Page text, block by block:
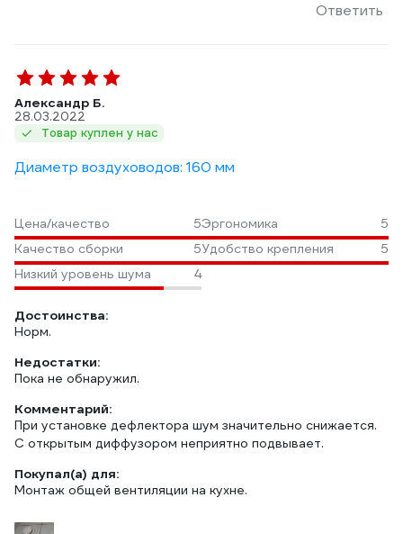
Ответить
Александр Б.
28.03.2022
Товар куплен у нас
Диаметр воздуховодов: 160 мм
Цена/качество 5Эргономика
5
Качество сборки
5Удобство крепления
5
Низкий уровень шума
4
Достоинства:
Норм.
Недостатки:
Пока не обнаружил.
Комментарий:
При установке дефлектора шум значительно снижается.
С открытым диффузором неприятно подвывает.
Покупал(а) для:
Монтаж общей вентиляции на кухне.